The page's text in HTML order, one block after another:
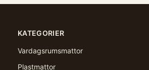
KATEGORIER
Vardagsrumsmattor
Plastmattor